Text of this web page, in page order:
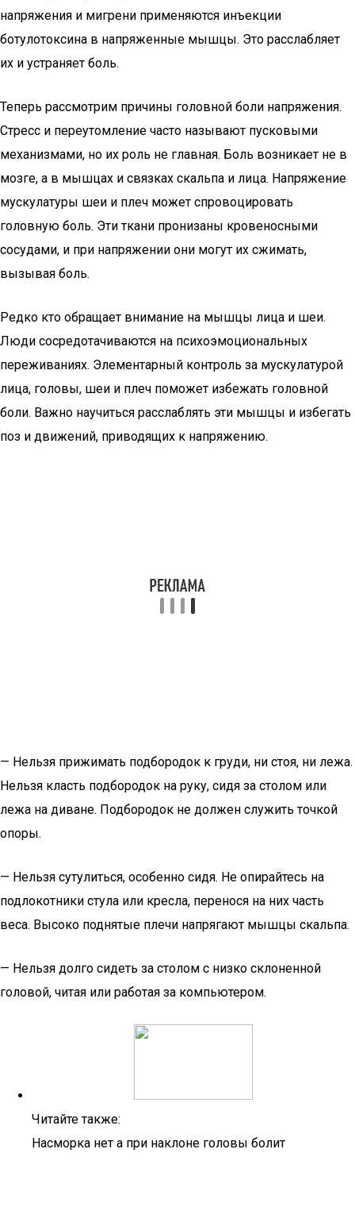
напряжения и мигрени применяются инъекции
ботулотоксина в напряженные мышцы. Это расслабляет
их и устраняет боль.
Теперь рассмотрим причины головной боли напряжения.
Стресс и переутомление часто называют пусковыми
механизмами, но их роль не главная. Боль возникает не в
мозге, а в мышцах и связках скальпа и лица. Напряжение
мускулатуры шеи и плеч может спровоцировать
головную боль. Эти ткани пронизаны кровеносными
сосудами, и при напряжении они могут их сжимать,
вызывая боль.
Редко кто обращает внимание на мышцы лица и шеи.
Люди сосредотачиваются на психоэмоциональных
переживаниях. Элементарный контроль за мускулатурой
лица, головы, шеи и плеч поможет избежать головной
боли. Важно научиться расслаблять эти мышцы и избегать
поз и движений, приводящих к напряжению.
— Нельзя прижимать подбородок к груди, ни стоя, ни лежа.
Нельзя класть подбородок на руку, сидя за столом или
лежа на диване. Подбородок не должен служить точкой
опоры.
— Нельзя сутулиться, особенно сидя. Не опирайтесь на
подлокотники стула или кресла, перенося на них часть
веса. Высоко поднятые плечи напрягают мышцы скальпа.
— Нельзя долго сидеть за столом с низко склоненной
головой, читая или работая за компьютером.
Читайте также:
Насморка нет а при наклоне головы болит